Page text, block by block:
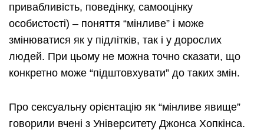
привабливість, поведінку, самооцінку
особистості) – поняття “мінливе” і може
змінюватися як у підлітків, так і у дорослих
людей. При цьому не можна точно сказати, що
конкретно може “підштовхувати” до таких змін.
Про сексуальну орієнтацію як “мінливе явище”
говорили вчені з Університету Джонса Хопкінса.